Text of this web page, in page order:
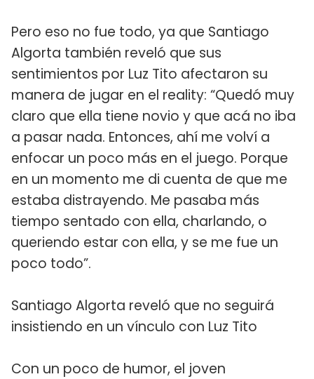
Pero eso no fue todo, ya que Santiago
Algorta también reveló que sus
sentimientos por Luz Tito afectaron su
manera de jugar en el reality: “Quedó muy
claro que ella tiene novio y que acá no iba
a pasar nada. Entonces, ahí me volví a
enfocar un poco más en el juego. Porque
en un momento me di cuenta de que me
estaba distrayendo. Me pasaba más
tiempo sentado con ella, charlando, o
queriendo estar con ella, y se me fue un
poco todo”.
Santiago Algorta reveló que no seguirá
insistiendo en un vínculo con Luz Tito
Con un poco de humor, el joven